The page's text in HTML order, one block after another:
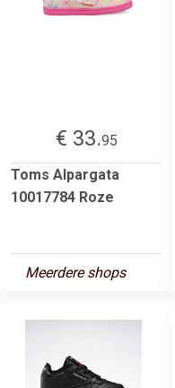
€ 33.95
Toms Alpargata
10017784 Roze
Meerdere shops